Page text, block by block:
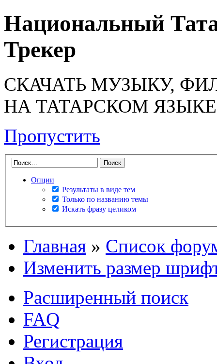
Национальный
Трекер
СКАЧАТЬ МУЗЫКУ,
НА ТАТАРСКОМ ЯЗЫКЕ
Пропустить
Опции
Результаты в виде тем
Только по названию темы
Искать фразу целиком
Главная » Список
Изменить размер
Расширенный поиск
FAQ
Регистрация